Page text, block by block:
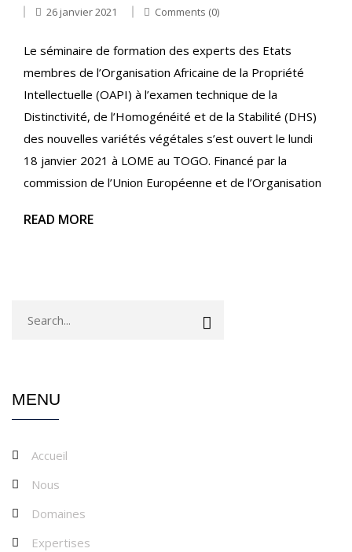
26 janvier 2021
Comments (0)
Le séminaire de formation des experts des Etats
membres de l’Organisation Africaine de la Propriété
Intellectuelle (OAPI) à l’examen technique de la
Distinctivité, de l’Homogénéité et de la Stabilité (DHS)
des nouvelles variétés végétales s’est ouvert le lundi
18 janvier 2021 à LOME au TOGO. Financé par la
commission de l’Union Européenne et de l’Organisation
READ MORE
MENU
Accueil
Nous
Domaines
Expertises